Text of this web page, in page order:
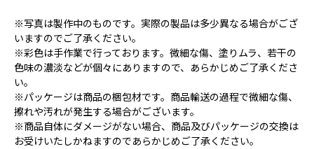
※写真は製作中のものです。実際の製品は多少異なる場合がござ
いますのでご了承ください。
※彩色は手作業で行っております。微細な傷、塗りムラ、若干の
色味の濃淡などが個々にありますので、あらかじめご了承くださ
い。
※パッケージは商品の梱包材です。商品輸送の過程で微細な傷、
擦れや汚れが発生する場合がございます。
※商品自体にダメージがない場合、商品及びパッケージの交換は
お受けいたしかねますのであらかじめご了承ください。